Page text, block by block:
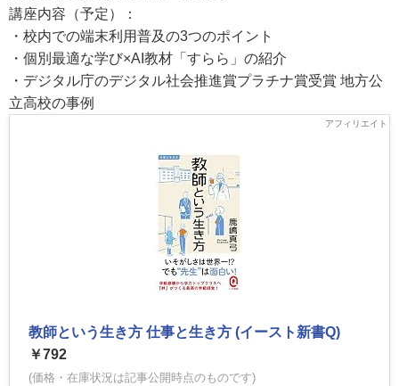
講座内容（予定）：
・校内での端末利用普及の3つのポイント
・個別最適な学び×AI教材「すらら」の紹介
・デジタル庁のデジタル社会推進賞プラチナ賞受賞 地方公
立高校の事例
教師という生き方 仕事と生き方 (イースト新書Q)
￥792
(価格・在庫状況は記事公開時点のものです)